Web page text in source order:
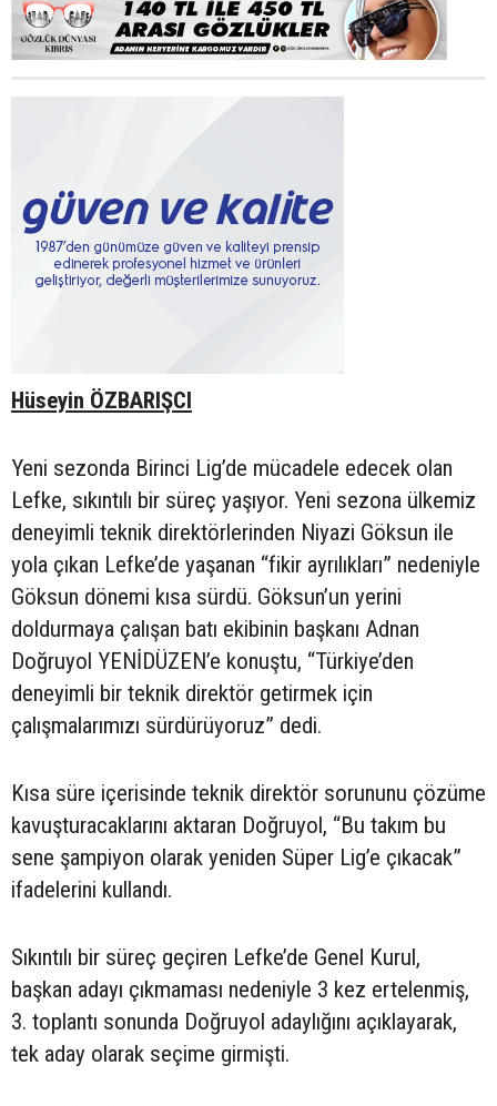
Hüseyin ÖZBARIŞCI
Yeni sezonda Birinci Lig’de mücadele edecek olan
Lefke, sıkıntılı bir süreç yaşıyor. Yeni sezona ülkemiz
deneyimli teknik direktörlerinden Niyazi Göksun ile
yola çıkan Lefke’de yaşanan “fikir ayrılıkları” nedeniyle
Göksun dönemi kısa sürdü. Göksun’un yerini
doldurmaya çalışan batı ekibinin başkanı Adnan
Doğruyol YENİDÜZEN’e konuştu, “Türkiye’den
deneyimli bir teknik direktör getirmek için
çalışmalarımızı sürdürüyoruz” dedi.
Kısa süre içerisinde teknik direktör sorununu çözüme
kavuşturacaklarını aktaran Doğruyol, “Bu takım bu
sene şampiyon olarak yeniden Süper Lig’e çıkacak”
ifadelerini kullandı.
Sıkıntılı bir süreç geçiren Lefke’de Genel Kurul,
başkan adayı çıkmaması nedeniyle 3 kez ertelenmiş,
3. toplantı sonunda Doğruyol adaylığını açıklayarak,
tek aday olarak seçime girmişti.